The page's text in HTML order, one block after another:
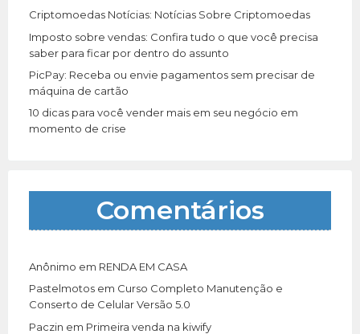
Criptomoedas Notícias: Notícias Sobre Criptomoedas
Imposto sobre vendas: Confira tudo o que você precisa
saber para ficar por dentro do assunto
PicPay: Receba ou envie pagamentos sem precisar de
máquina de cartão
10 dicas para você vender mais em seu negócio em
momento de crise
Comentários
Anônimo em RENDA EM CASA
Pastelmotos em Curso Completo Manutenção e
Conserto de Celular Versão 5.0
Paczin em Primeira venda na kiwify